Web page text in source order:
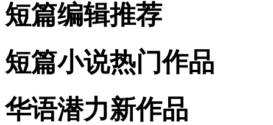
短篇编辑推荐
短篇小说热门作品
华语潜力新作品